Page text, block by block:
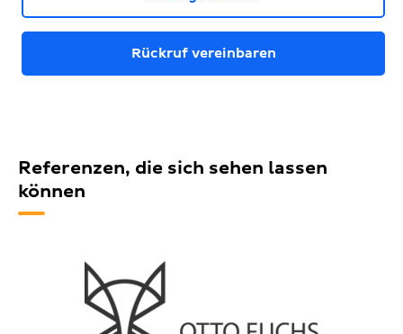
Rückruf vereinbaren
Referenzen, die sich sehen lassen
können